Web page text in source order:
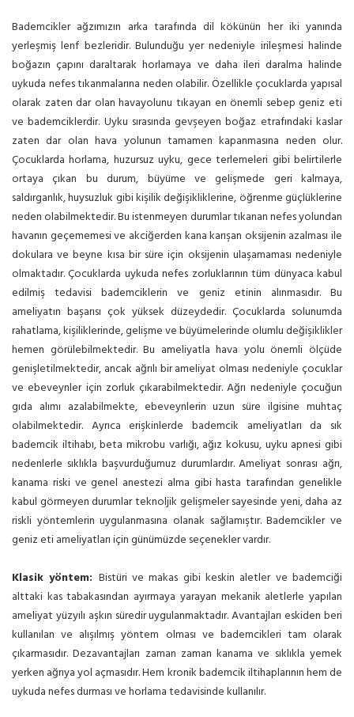
TEDAVİSİ
Bademcikler ağzımızın arka tarafında dil kökünün her iki yanında
yerleşmiş lenf bezleridir. Bulunduğu yer nedeniyle irileşmesi halinde
boğazın çapını daraltarak horlamaya ve daha ileri daralma halinde
uykuda nefes tıkanmalarına neden olabilir. Özellikle çocuklarda yapısal
olarak zaten dar olan havayolunu tıkayan en önemli sebep geniz eti
ve bademciklerdir. Uyku sırasında gevşeyen boğaz etrafındaki kaslar
zaten dar olan hava yolunun tamamen kapanmasına neden olur.
Çocuklarda horlama, huzursuz uyku, gece terlemeleri gibi belirtilerle
ortaya çıkan bu durum, büyüme ve gelişmede geri kalmaya,
saldırganlık, huysuzluk gibi kişilik değişikliklerine, öğrenme güçlüklerine
neden olabilmektedir. Bu istenmeyen durumlar tıkanan nefes yolundan
havanın geçememesi ve akciğerden kana karışan oksijenin azalması ile
dokulara ve beyne kısa bir süre için oksijenin ulaşamaması nedeniyle
olmaktadır. Çocuklarda uykuda nefes zorluklarının tüm dünyaca kabul
edilmiş tedavisi bademciklerin ve geniz etinin alınmasıdır. Bu
ameliyatın başarısı çok yüksek düzeydedir. Çocuklarda solunumda
rahatlama, kişiliklerinde, gelişme ve büyümelerinde olumlu değişiklikler
hemen görülebilmektedir. Bu ameliyatla hava yolu önemli ölçüde
genişletilmektedir, ancak ağrılı bir ameliyat olması nedeniyle çocuklar
ve ebeveynler için zorluk çıkarabilmektedir. Ağrı nedeniyle çocuğun
gıda alımı azalabilmekte, ebeveynlerin uzun süre ilgisine muhtaç
olabilmektedir. Ayrıca erişkinlerde bademcik ameliyatları da sık
bademcik iltihabı, beta mikrobu varlığı, ağız kokusu, uyku apnesi gibi
nedenlerle sıklıkla başvurduğumuz durumlardır. Ameliyat sonrası ağrı,
kanama riski ve genel anestezi alma gibi hasta tarafından genelikle
kabul görmeyen durumlar teknoljik gelişmeler sayesinde yeni, daha az
riskli yöntemlerin uygulanmasına olanak sağlamıştır. Bademcikler ve
geniz eti ameliyatları için günümüzde seçenekler vardır.
Klasik yöntem: Bistüri ve makas gibi keskin aletler ve bademciği
alttaki kas tabakasından ayırmaya yarayan mekanik aletlerle yapılan
ameliyat yüzyılı aşkın süredir uygulanmaktadır. Avantajları eskiden beri
kullanılan ve alışılmış yöntem olması ve bademcikleri tam olarak
çıkarmasıdır. Dezavantajları zaman zaman kanama ve sıklıkla yemek
yerken ağrıya yol açmasıdır. Hem kronik bademcik iltihaplarının hem de
uykuda nefes durması ve horlama tedavisinde kullanılır.